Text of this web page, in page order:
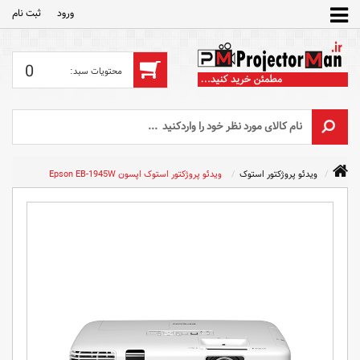
ورود ثبت‌ نام
0
ویدئو پروژکتور استوک ویدئو پروژکتور استوک اپسون Epson EB-1945W